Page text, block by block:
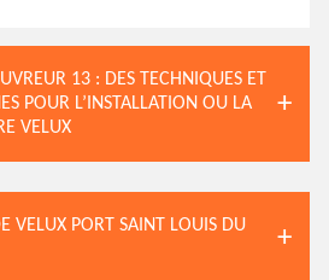
13 : DES TECHNIQUES ET
POUR L’INSTALLATION OU LA
VELUX
VELUX PORT SAINT LOUIS DU